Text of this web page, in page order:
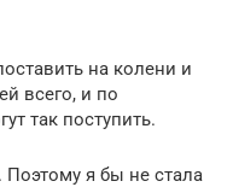
на колени и
всего, и по
так поступить.
Поэтому я бы не стала